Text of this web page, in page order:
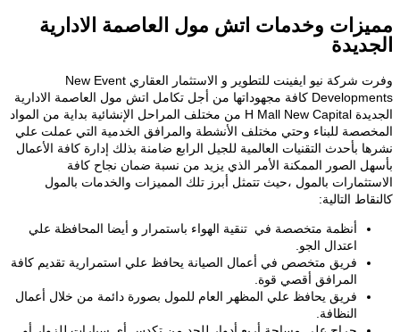
وخدمات اتش مول العاصمة الادارية
وفرت شركة نيو ايفينت للتطوير و الاستثمار العقاري New Event
Developments كافة مجهوداتها من أجل تكامل اتش مول العاصمة الادارية
الجديدة H Mall New Capital من مختلف المراحل الإنشائية بداية من المواد
للبناء وحتي مختلف الأنشطة والمرافق الخدمية التي عملت علي
بأحدث التقنيات العالمية للجيل الرابع ضامنة بذلك إدارة كافة الأعمال
الصور الممكنة الأمر الذي يزيد من نسبة ضمان نجاح كافة
بالمول ،حيث تتمثل أبرز تلك المميزات والخدمات بالمول
التالية:
أنظمة متخصصة في تنقية الهواء باستمرار و أيضا المحافظة علي
اعتدال الجو.
فريق متخصص في أعمال الصيانة يحافظ علي استمرارية تقديم كافة
المرافق أقصي قوة.
فريق يحافظ علي المظهر العام للمول بصورة دائمة من خلال أعمال
النظافة.